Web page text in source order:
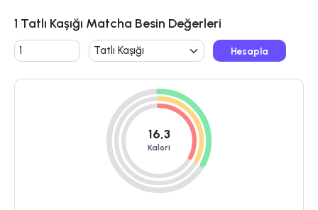
1 Tatlı Kaşığı Matcha Besin Değerleri
Hesapla
16,3
Kalori